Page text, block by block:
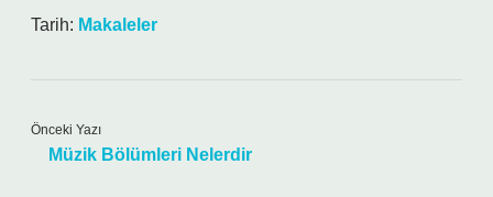
Tarih: Makaleler
Önceki Yazı
Müzik Bölümleri Nelerdir